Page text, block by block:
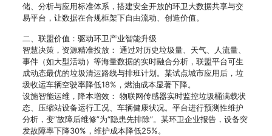
储、分析与应用标准体系，搭建安全开放的环卫大数据共享与交
易平台，让数据在合规框架下自由流动、创造价值。
二、联盟价值：驱动环卫产业智能升级
智慧决策，资源精准投放： 通过对历史垃圾量、天气、人流量、
事件（如大型活动）等海量数据的实时融合分析，联盟平台可生
成动态最优的垃圾清运路线与排班计划。某试点城市应用后，垃
圾收运车辆空驶率降低18%，燃油成本显著下降。
设施智能运维，降本增效： 物联网传感器实时监控垃圾桶满载状
态、压缩站设备运行工况、车辆健康状况。平台进行预测性维护
分析，变“故障后维修”为“隐患先排除”。某环卫企业报告，设备突
发故障率下降30%，维护成本降低25%。